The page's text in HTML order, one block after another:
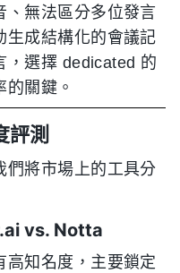
、無法區分多位發言
生成結構化的會議記
，選擇 dedicated 的
關鍵。
評測
們將市場上的工具分
vs. Notta
高知名度，主要鎖定